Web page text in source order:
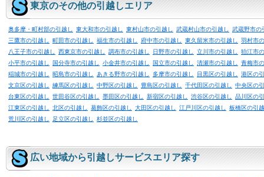
東京のその他の引越しエリア
奥多摩・町村部の引越し 東大和市の引越し 東村山市の引越し 武蔵村山市の引越し
武蔵野市の
三鷹市の引越し
町田市の引越し 福生市の引越し 府中市の引越し 東久留米市の引越し
羽村市
八王子市の引越し
西東京市の引越し 調布市の引越し 日野市の引越し 立川市の引越し
狛江市
小平市の引越し
国分寺市の引越し 小金井市の引越し 国立市の引越し 清瀬市の引越し
青梅市
稲城市の引越し
昭島市の引越し あきる野市の引越し 多摩市の引越し 目黒区の引越し
港区の
文京区の引越し
練馬区の引越し 中野区の引越し 豊島区の引越し 千代田区の引越し
中央区の
台東区の引越し
世田谷区の引越し 墨田区の引越し 新宿区の引越し 渋谷区の引越し
品川区の
江東区の引越し
北区の引越し 葛飾区の引越し 大田区の引越し 江戸川区の引越し
板橋区の引
荒川区の引越し
足立区の引越し 杉並区の引越し
広い地域から引越しサービスエリア探す